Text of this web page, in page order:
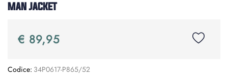
MAN JACKET
€ 89,95
Codice: 34P0617-P865/52